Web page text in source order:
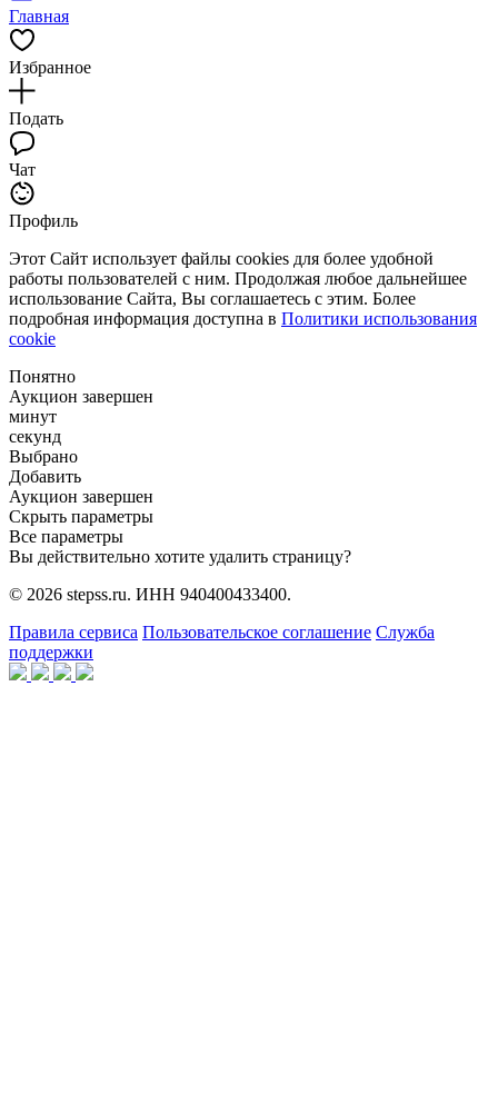
Главная
Избранное
Подать
Чат
Профиль
Этот Сайт использует файлы cookies для более удобной
работы пользователей с ним. Продолжая любое дальнейшее
использование Сайта, Вы соглашаетесь с этим. Более
подробная информация доступна в Политики использования
cookie
Понятно
Аукцион завершен
минут
секунд
Выбрано
Добавить
Аукцион завершен
Скрыть параметры
Все параметры
Вы действительно хотите удалить страницу?
© 2026 stepss.ru. ИНН 940400433400.
Правила сервиса Пользовательское соглашение Служба
поддержки